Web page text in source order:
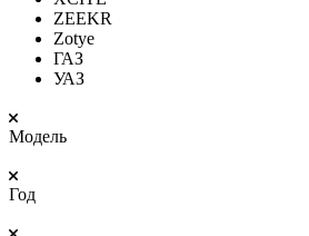
ZEEKR
Zotye
ГАЗ
УАЗ
Модель
Год